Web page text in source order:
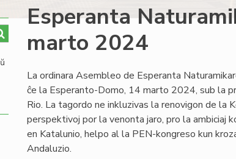
Esperanta
marto 2024
La ordinara Asembleo de Esperanta
ĉe la Esperanto-Domo, 14 marto 2024, sub la
Rio. La tagordo ne inkluzivas la renovigon de
perspektivoj por la venonta jaro, pro la ambiciaj
en Katalunio, helpo al la PEN-kongreso kun
Andaluzio.